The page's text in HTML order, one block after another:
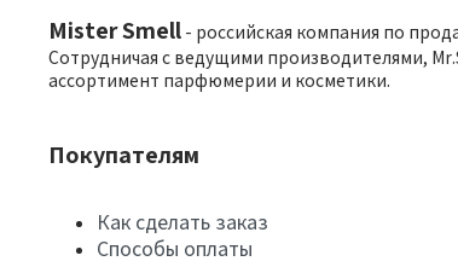
Mister Smell - российская компания по
Сотрудничая с ведущими производителями,
ассортимент парфюмерии и косметики.
Покупателям
Как сделать заказ
Способы оплаты